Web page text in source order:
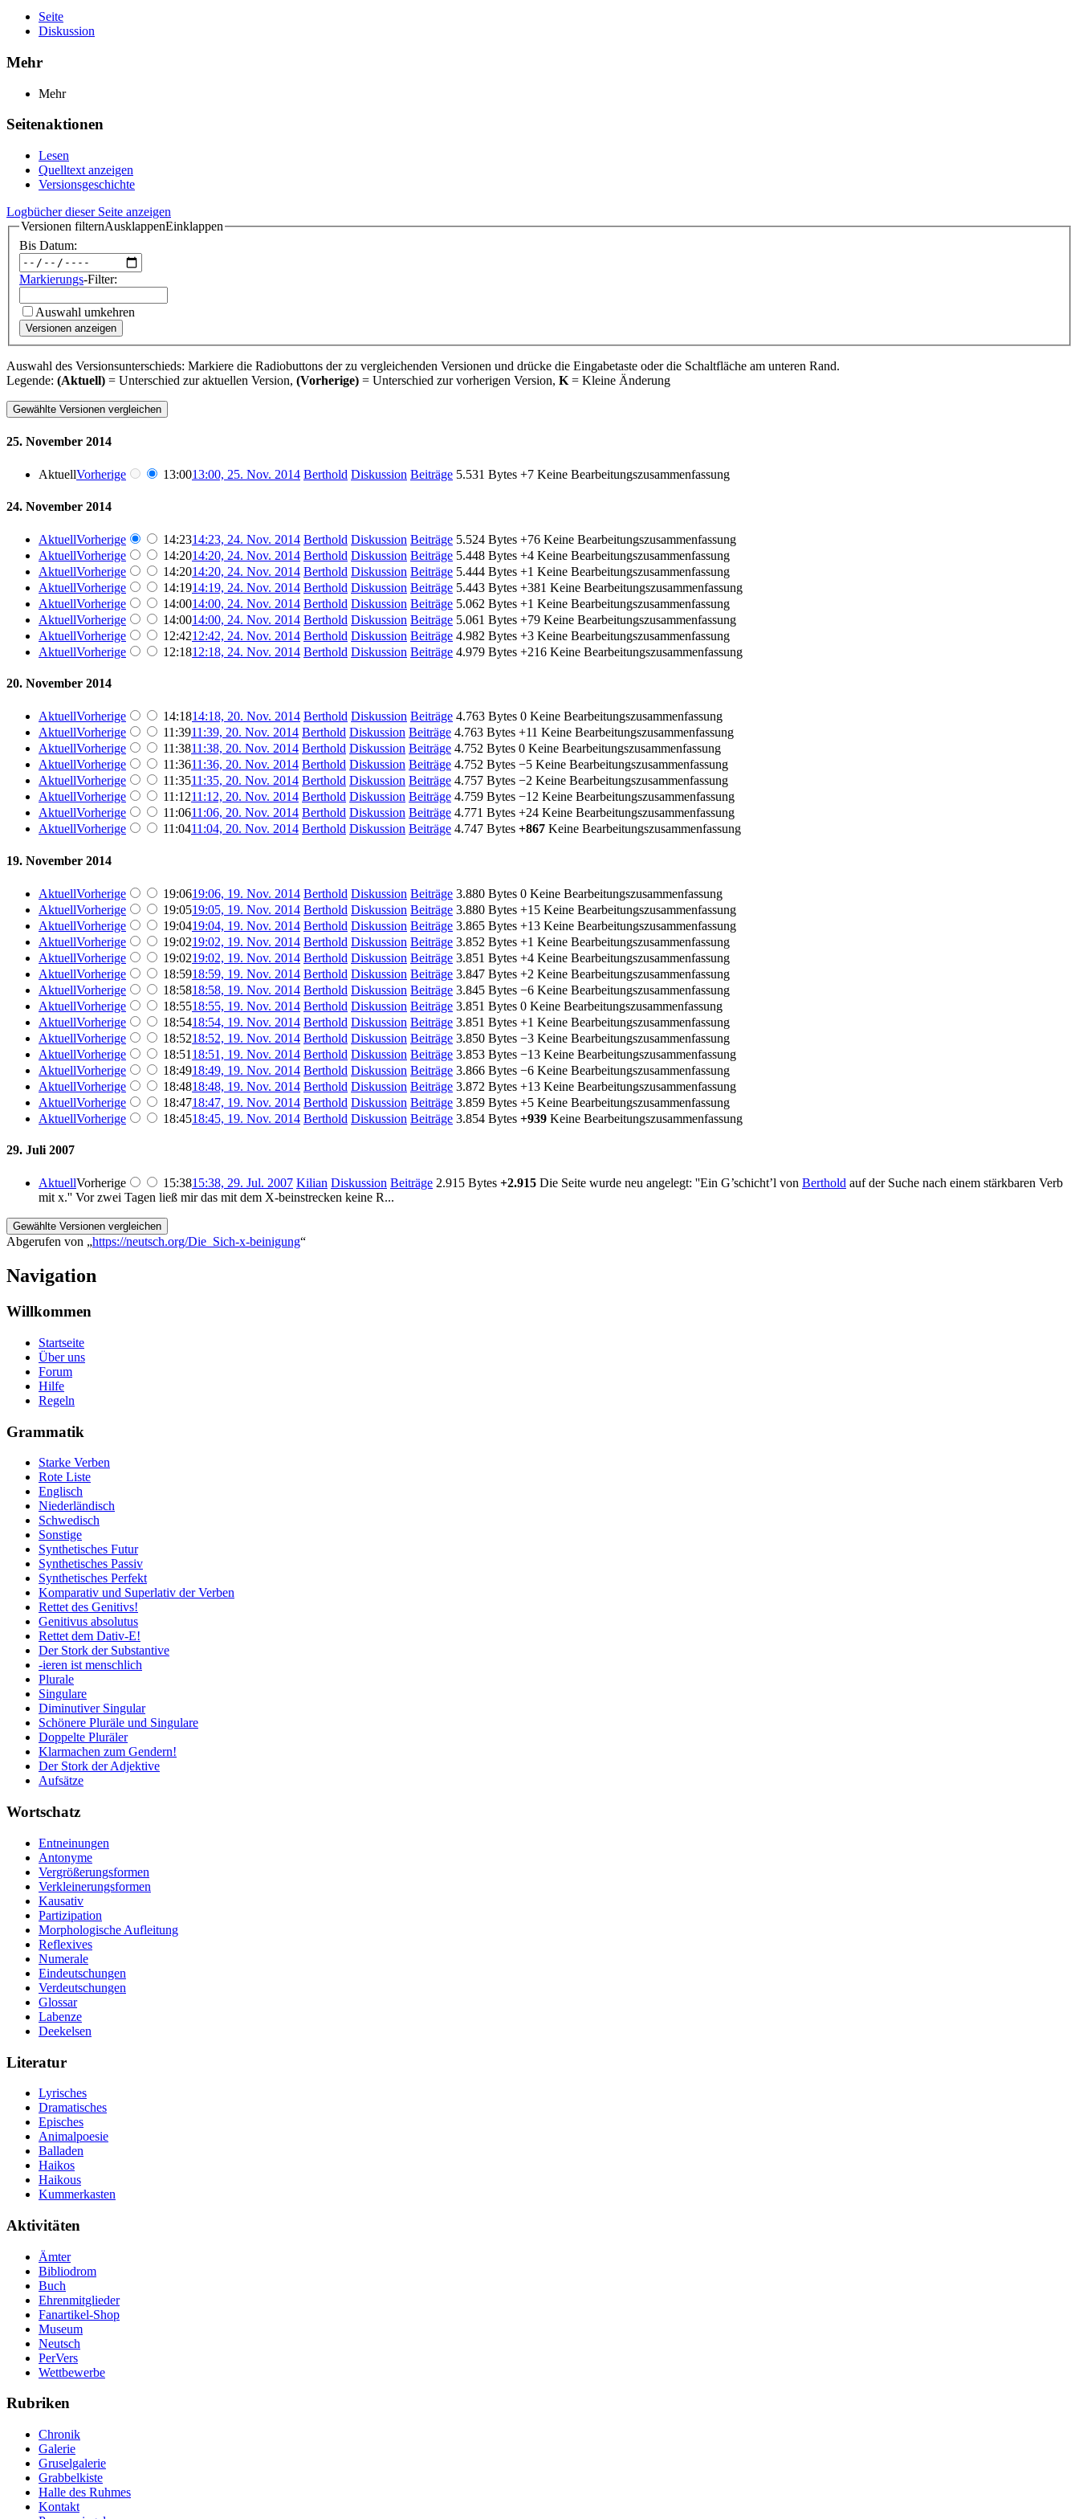
Seite
Diskussion
Mehr
Mehr
Seitenaktionen
Lesen
Quelltext anzeigen
Versionsgeschichte
Logbücher dieser Seite anzeigen
Versionen filternAusklappenEinklappen
Bis Datum:
Markierungs-Filter:
Auswahl umkehren
Versionen anzeigen
Auswahl des Versionsunterschieds: Markiere die Radiobuttons der zu vergleichenden Versionen und drücke die Eingabetaste oder die Schaltfläche am unteren Rand.
Legende: (Aktuell) = Unterschied zur aktuellen Version, (Vorherige) = Unterschied zur vorherigen Version, K = Kleine Änderung
25. November 2014
AktuellVorherige 13:0013:00, 25. Nov. 2014 Berthold Diskussion Beiträge 5.531 Bytes +7 Keine Bearbeitungszusammenfassung
24. November 2014
AktuellVorherige 14:2314:23, 24. Nov. 2014 Berthold Diskussion Beiträge 5.524 Bytes +76 Keine Bearbeitungszusammenfassung
AktuellVorherige 14:2014:20, 24. Nov. 2014 Berthold Diskussion Beiträge 5.448 Bytes +4 Keine Bearbeitungszusammenfassung
AktuellVorherige 14:2014:20, 24. Nov. 2014 Berthold Diskussion Beiträge 5.444 Bytes +1 Keine Bearbeitungszusammenfassung
AktuellVorherige 14:1914:19, 24. Nov. 2014 Berthold Diskussion Beiträge 5.443 Bytes +381 Keine Bearbeitungszusammenfassung
AktuellVorherige 14:0014:00, 24. Nov. 2014 Berthold Diskussion Beiträge 5.062 Bytes +1 Keine Bearbeitungszusammenfassung
AktuellVorherige 14:0014:00, 24. Nov. 2014 Berthold Diskussion Beiträge 5.061 Bytes +79 Keine Bearbeitungszusammenfassung
AktuellVorherige 12:4212:42, 24. Nov. 2014 Berthold Diskussion Beiträge 4.982 Bytes +3 Keine Bearbeitungszusammenfassung
AktuellVorherige 12:1812:18, 24. Nov. 2014 Berthold Diskussion Beiträge 4.979 Bytes +216 Keine Bearbeitungszusammenfassung
20. November 2014
AktuellVorherige 14:1814:18, 20. Nov. 2014 Berthold Diskussion Beiträge 4.763 Bytes 0 Keine Bearbeitungszusammenfassung
AktuellVorherige 11:3911:39, 20. Nov. 2014 Berthold Diskussion Beiträge 4.763 Bytes +11 Keine Bearbeitungszusammenfassung
AktuellVorherige 11:3811:38, 20. Nov. 2014 Berthold Diskussion Beiträge 4.752 Bytes 0 Keine Bearbeitungszusammenfassung
AktuellVorherige 11:3611:36, 20. Nov. 2014 Berthold Diskussion Beiträge 4.752 Bytes −5 Keine Bearbeitungszusammenfassung
AktuellVorherige 11:3511:35, 20. Nov. 2014 Berthold Diskussion Beiträge 4.757 Bytes −2 Keine Bearbeitungszusammenfassung
AktuellVorherige 11:1211:12, 20. Nov. 2014 Berthold Diskussion Beiträge 4.759 Bytes −12 Keine Bearbeitungszusammenfassung
AktuellVorherige 11:0611:06, 20. Nov. 2014 Berthold Diskussion Beiträge 4.771 Bytes +24 Keine Bearbeitungszusammenfassung
AktuellVorherige 11:0411:04, 20. Nov. 2014 Berthold Diskussion Beiträge 4.747 Bytes +867 Keine Bearbeitungszusammenfassung
19. November 2014
AktuellVorherige 19:0619:06, 19. Nov. 2014 Berthold Diskussion Beiträge 3.880 Bytes 0 Keine Bearbeitungszusammenfassung
AktuellVorherige 19:0519:05, 19. Nov. 2014 Berthold Diskussion Beiträge 3.880 Bytes +15 Keine Bearbeitungszusammenfassung
AktuellVorherige 19:0419:04, 19. Nov. 2014 Berthold Diskussion Beiträge 3.865 Bytes +13 Keine Bearbeitungszusammenfassung
AktuellVorherige 19:0219:02, 19. Nov. 2014 Berthold Diskussion Beiträge 3.852 Bytes +1 Keine Bearbeitungszusammenfassung
AktuellVorherige 19:0219:02, 19. Nov. 2014 Berthold Diskussion Beiträge 3.851 Bytes +4 Keine Bearbeitungszusammenfassung
AktuellVorherige 18:5918:59, 19. Nov. 2014 Berthold Diskussion Beiträge 3.847 Bytes +2 Keine Bearbeitungszusammenfassung
AktuellVorherige 18:5818:58, 19. Nov. 2014 Berthold Diskussion Beiträge 3.845 Bytes −6 Keine Bearbeitungszusammenfassung
AktuellVorherige 18:5518:55, 19. Nov. 2014 Berthold Diskussion Beiträge 3.851 Bytes 0 Keine Bearbeitungszusammenfassung
AktuellVorherige 18:5418:54, 19. Nov. 2014 Berthold Diskussion Beiträge 3.851 Bytes +1 Keine Bearbeitungszusammenfassung
AktuellVorherige 18:5218:52, 19. Nov. 2014 Berthold Diskussion Beiträge 3.850 Bytes −3 Keine Bearbeitungszusammenfassung
AktuellVorherige 18:51 18:51, 19. Nov. 2014 Berthold Diskussion Beiträge 3.853 Bytes −13 Keine Bearbeitungszusammenfassung
AktuellVorherige 18:4918:49, 19. Nov. 2014 Berthold Diskussion Beiträge 3.866 Bytes −6 Keine Bearbeitungszusammenfassung
AktuellVorherige 18:4818:48, 19. Nov. 2014 Berthold Diskussion Beiträge 3.872 Bytes +13 Keine Bearbeitungszusammenfassung
AktuellVorherige 18:4718:47, 19. Nov. 2014 Berthold Diskussion Beiträge 3.859 Bytes +5 Keine Bearbeitungszusammenfassung
AktuellVorherige 18:4518:45, 19. Nov. 2014 Berthold Diskussion Beiträge 3.854 Bytes +939 Keine Bearbeitungszusammenfassung
29. Juli 2007
AktuellVorherige 15:3815:38, 29. Jul. 2007 Kilian Diskussion Beiträge 2.915 Bytes +2.915 Die Seite wurde neu angelegt: ''Ein G’schicht’l von Berthold auf der Suche nach einem stärkbaren Verb
mit x.'' Vor zwei Tagen ließ mir das mit dem X-beinstrecken keine R...
Abgerufen von „https://neutsch.org/Die_Sich-x-beinigung“
Navigation
Willkommen
Startseite
Über uns
Forum
Hilfe
Regeln
Grammatik
Starke Verben
Rote Liste
Englisch
Niederländisch
Schwedisch
Sonstige
Synthetisches Futur
Synthetisches Passiv
Synthetisches Perfekt
Komparativ und Superlativ der Verben
Rettet des Genitivs!
Genitivus absolutus
Rettet dem Dativ-E!
Der Stork der Substantive
-ieren ist menschlich
Plurale
Singulare
Diminutiver Singular
Schönere Pluräle und Singulare
Doppelte Pluräler
Klarmachen zum Gendern!
Der Stork der Adjektive
Aufsätze
Wortschatz
Entneinungen
Antonyme
Vergrößerungsformen
Verkleinerungsformen
Kausativ
Partizipation
Morphologische Aufleitung
Reflexives
Numerale
Eindeutschungen
Verdeutschungen
Glossar
Labenze
Deekelsen
Literatur
Lyrisches
Dramatisches
Episches
Animalpoesie
Balladen
Haikos
Haikous
Kummerkasten
Aktivitäten
Ämter
Bibliodrom
Buch
Ehrenmitglieder
Fanartikel-Shop
Museum
Neutsch
PerVers
Wettbewerbe
Rubriken
Chronik
Galerie
Gruselgalerie
Grabbelkiste
Halle des Ruhmes
Kontakt